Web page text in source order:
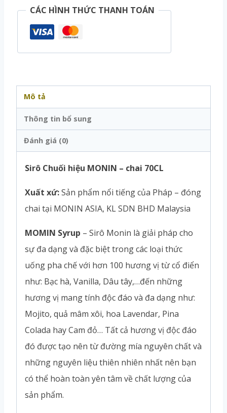
CÁC HÌNH THỨC THANH TOÁN
Mô tả
Thông tin bổ sung
Đánh giá (0)
Sirô Chuối hiệu MONIN – chai 70CL
Xuất xứ:Sản phẩm nổi tiếng của Pháp – đóng
chai tại MONIN ASIA, KL SDN BHD Malaysia
MOMIN Syrup – Sirô Monin là giải pháp cho
sự đa dạng và đặc biệt trong các loại thức
uống pha chế với hơn 100 hương vị từ cổ điển
như: Bạc hà, Vanilla, Dâu tây,…đến những
hương vị mang tính độc đáo và đa dạng như:
Mojito, quả mâm xôi, hoa Lavendar, Pina
Colada hay Cam đỏ… Tất cả hương vị độc đáo
đó được tạo nên từ đường mía nguyên chất và
những nguyên liệu thiên nhiên nhất nên bạn
có thể hoàn toàn yên tâm về chất lượng của
sản phẩm.